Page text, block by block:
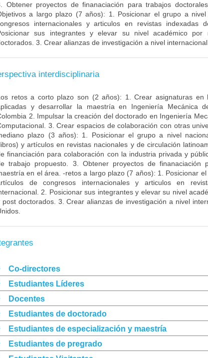
Obtener proyectos de finanaciación para trabajos
a largo plazo (7 años): 1. Posicionar el grupo a
internacionales y articulos en revistas indexadas
sus integrantes y elevar su nivel académico
3. Crear alianzas de investigación a nivel
interdisciplinaria
retos a corto plazo son (2 años): 1. Crear asignaturas en
y desarrollar la maestría en Ingeniería Mecánica
2. Impulsar la creación del doctorado en Ingeniería
3. Crear espacios de colaboración con otras
plazo (3 años): 1. Posicionar el grupo a nivel
y artículos en revistas nacionales y de circulación
financiación para colaboración con la industria privada y
trabajo propuesto. 3. Obtener proyectos de finanaciación
en el área. -retos a largo plazo (7 años): 1. Posicionar
de congresos internacionales y articulos en
2. Posicionar sus integrantes y elevar su nivel
post doctorados. 3. Crear alianzas de investigación a nivel
Co-directores
Estudiantes Líderes
Docentes
Estudiantes de doctorado
Estudiantes de especialización y maestría
Estudiantes de pregrado